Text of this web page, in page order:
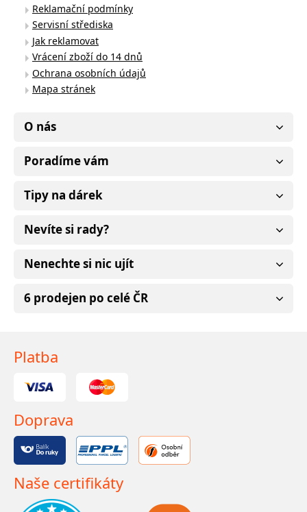
Reklamační podmínky
Servisní střediska
Jak reklamovat
Vrácení zboží do 14 dnů
Ochrana osobních údajů
Mapa stránek
O nás
Poradíme vám
Tipy na dárek
Nevíte si rady?
Nenechte si nic ujít
6 prodejen po celé ČR
Platba
Doprava
Naše certifikáty